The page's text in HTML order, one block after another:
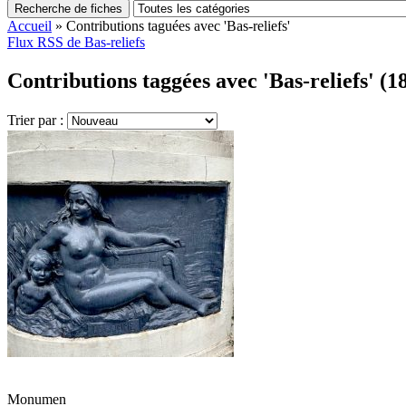
Recherche de fiches
Accueil » Contributions taguées avec 'Bas-reliefs'
Flux RSS de Bas-reliefs
Contributions taggées avec 'Bas-reliefs'
Trier par :
Monumen